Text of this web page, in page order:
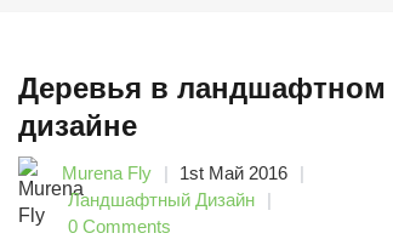
Деревья в ландшафтном
дизайне
Murena Fly
1st Май 2016
Ландшафтный Дизайн
0 Comments